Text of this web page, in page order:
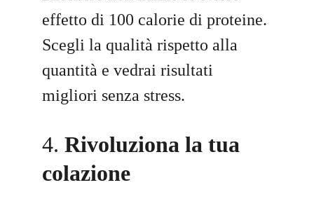
effetto di 100 calorie di proteine.
Scegli la qualità rispetto alla
quantità e vedrai risultati
migliori senza stress.
4. Rivoluziona la tua
colazione